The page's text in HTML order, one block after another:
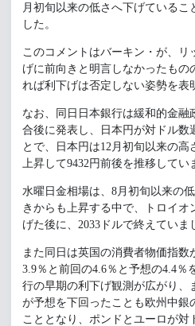
月初旬以来の低さへ下げているこ
した。
このコメントはバーキン・が、
げに前向きと明言しなかったもの
れば利下げは否定しない姿勢を表
なお、同日日本銀行は緩和的金
合後に発表し、日本円が対ドル数
とで、日本円は12月初旬以来の高
上昇して9432円前後を推移してい
水曜日金相場は、8月初旬以来の
きからも上昇する中で、トロイオ
げた後に、2033ドルで終えていま
また同日は英国の消費者物価指数
3.9％と前回の4.6％と予想の4.4％
行の早期の利下げ観測が広がり、
が予想を下回ったことも欧州中銀
こととなり、ポンドとユーロが対